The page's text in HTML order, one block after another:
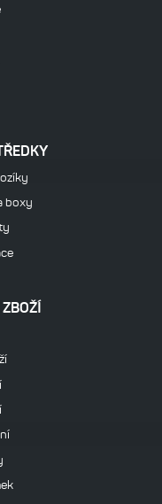
boxy